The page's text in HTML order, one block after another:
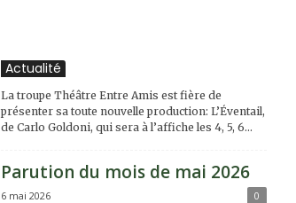
Actualité
La troupe Théâtre Entre Amis est fière de
présenter sa toute nouvelle production: L’Éventail,
de Carlo Goldoni, qui sera à l’affiche les 4, 5, 6...
Parution du mois de mai 2026
6 mai 2026 0